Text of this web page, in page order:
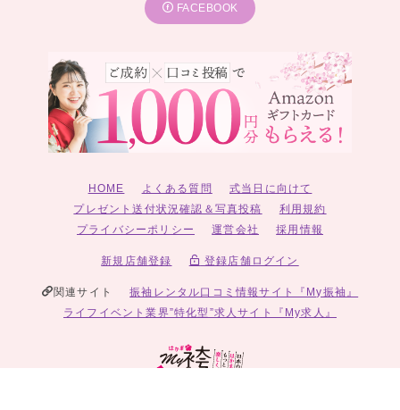
FACEBOOK
HOME よくある質問
式当日に向けて
プレゼント送付状況確認＆写真投稿
利用規約
プライバシーポリシー
運営会社 採用情報
新規店舗登録 登録店舗ログイン
関連サイト
振袖レンタル口コミ情報サイト『My振袖』
ライフイベント業界”特化型”求人サイト『My求人』